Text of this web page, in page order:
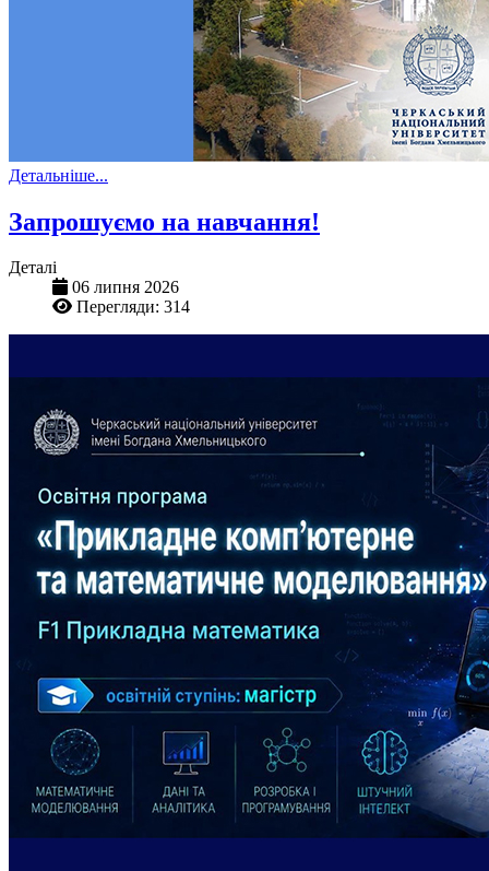
Детальніше...
Запрошуємо на навчання!
Деталі
06 липня 2026
Перегляди: 314